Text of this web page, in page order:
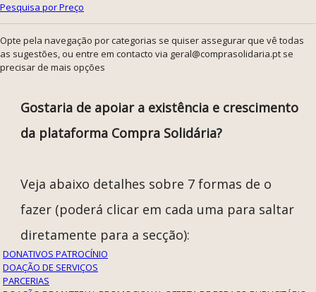
Pesquisa por Preço
Opte pela navegação por categorias se quiser assegurar que vê todas
as sugestões, ou entre em contacto via geral@comprasolidaria.pt se
precisar de mais opções
Gostaria de apoiar a existência e crescimento
da plataforma Compra Solidária?
Veja abaixo detalhes sobre 7 formas de o
fazer (poderá clicar em cada uma para saltar
diretamente para a secção):
DONATIVOS PATROCÍNIO
DOAÇÃO DE SERVIÇOS
PARCERIAS